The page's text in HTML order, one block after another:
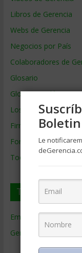
Libros de Gerencia
Webs de Gerencia
Negocios por País
Colaboradores de
Glosario
Glosario Inglés –
Los mejores MBA
Firmas de Gerencia
Formación de
Todos los Temas
Temas de
Empresas de Gerencia
Gerencia
Ciencias
Boletin
Le